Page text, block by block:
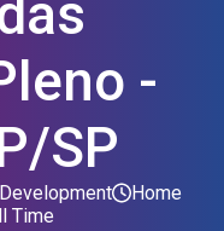
-
SP
Home
Time